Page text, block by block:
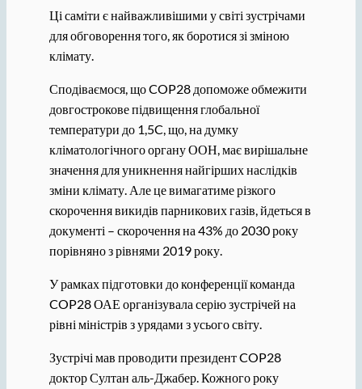
Ці саміти є найважливішими у світі зустрічами
для обговорення того, як боротися зі зміною
клімату.
Сподіваємося, що COP28 допоможе обмежити
довгострокове підвищення глобальної
температури до 1,5C, що, на думку
кліматологічного органу ООН, має вирішальне
значення для уникнення найгірших наслідків
зміни клімату. Але це вимагатиме різкого
скорочення викидів парникових газів, йдеться в
документі – скорочення на 43% до 2030 року
порівняно з рівнями 2019 року.
У рамках підготовки до конференції команда
COP28 ОАЕ організувала серію зустрічей на
рівні міністрів з урядами з усього світу.
Зустрічі мав проводити президент COP28
доктор Султан аль-Джабер. Кожного року